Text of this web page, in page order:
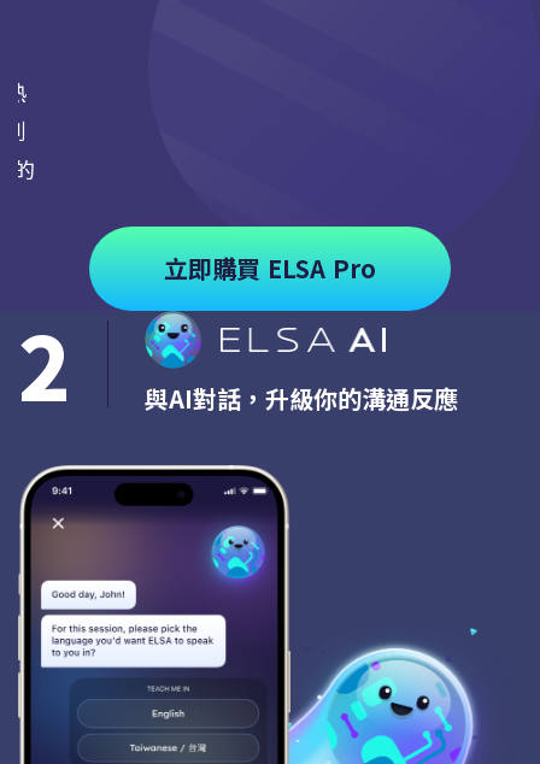
的
立即購買 ELSA Pro
2 與AI對話，升級你的溝通反應